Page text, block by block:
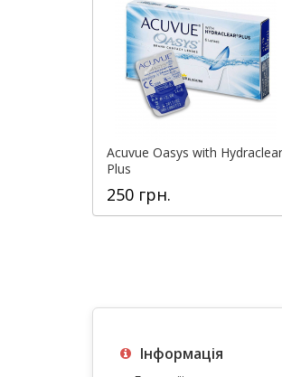
Acuvue Oasys with Hydraclear
Plus
250 грн.
Інформація